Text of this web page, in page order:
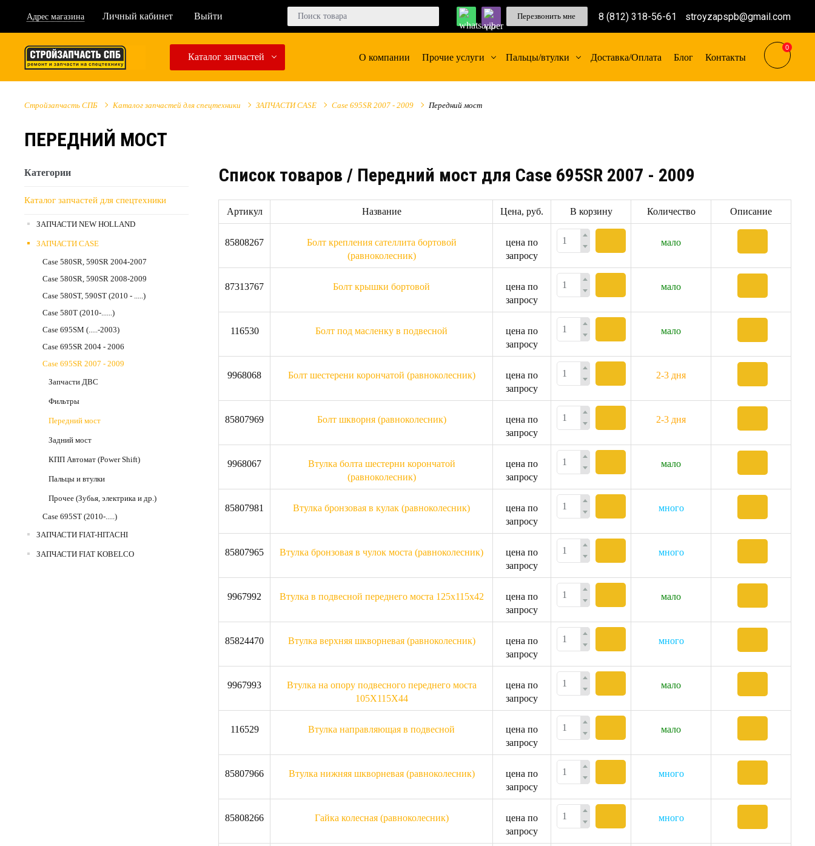
Адрес магазина Личный кабинет Выйти Перезвонить мне 8 (812) 318-56-61 stroyzapspb@gmail.com
0
О компании Прочие услуги Пальцы/втулки Доставка/Оплата Блог Контакты
Каталог запчастей
Стройзапчасть СПБ Каталог запчастей для спецтехники ЗАПЧАСТИ CASE Case 695SR 2007 - 2009 Передний мост
ПЕРЕДНИЙ МОСТ
Категории
Каталог запчастей для спецтехники
ЗАПЧАСТИ NEW HOLLAND
ЗАПЧАСТИ CASE
Case 580SR, 590SR 2004-2007
Case 580SR, 590SR 2008-2009
Case 580ST, 590ST (2010 - .....)
Case 580T (2010-......)
Case 695SM (.....-2003)
Case 695SR 2004 - 2006
Case 695SR 2007 - 2009
Запчасти ДВС
Фильтры
Передний мост
Задний мост
КПП Автомат (Power Shift)
Пальцы и втулки
Прочее (Зубья, электрика и др.)
Case 695ST (2010-.....)
ЗАПЧАСТИ FIAT-HITACHI
ЗАПЧАСТИ FIAT KOBELCO
Cписок товаров / Передний мост для Case 695SR 2007 - 2009
Артикул Название Цена, руб. В корзину Количество Описание
85808267
Болт крепления сателлита бортовой
(равноколесник)
цена по
запросу
мало
87313767 Болт крышки бортовой
цена по
запросу
мало
116530 Болт под масленку в подвесной
цена по
запросу
мало
9968068 Болт шестерени корончатой (равноколесник)
цена по
запросу
2-3 дня
85807969 Болт шкворня (равноколесник)
цена по
запросу
2-3 дня
9968067
Втулка болта шестерни корончатой
(равноколесник)
цена по
запросу
мало
85807981 Втулка бронзовая в кулак (равноколесник)
цена по
запросу
много
85807965 Втулка бронзовая в чулок моста (равноколесник)
цена по
запросу
много
9967992 Втулка в подвесной переднего моста 125x115x42
цена по
запросу
мало
85824470 Втулка верхняя шкворневая (равноколесник)
цена по
запросу
много
9967993
Втулка на опору подвесного переднего моста
105X115X44
цена по
запросу
мало
116529 Втулка направляющая в подвесной
цена по
запросу
мало
85807966 Втулка нижняя шкворневая (равноколесник)
цена по
запросу
много
85808266 Гайка колесная (равноколесник)
цена по
запросу
много